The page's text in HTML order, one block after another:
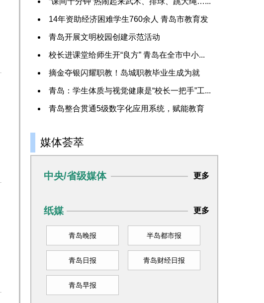
14年资助经济困难学生760余人 青岛市教育发
展...青岛开展文明校园创建示范活动
校长进课堂给师生开“良方” 青岛在全市中小...
摘金夺银闪耀职教！岛城职教毕业生成为就
业“...青岛：学生体质与视觉健康是“校长一把手”工...
青岛整合贯通5级数字化应用系统，赋能教育
媒体荟萃
中央/省级媒体 更多
纸媒 更多
青岛晚报 半岛都市报
青岛日报 青岛财经日报
青岛早报